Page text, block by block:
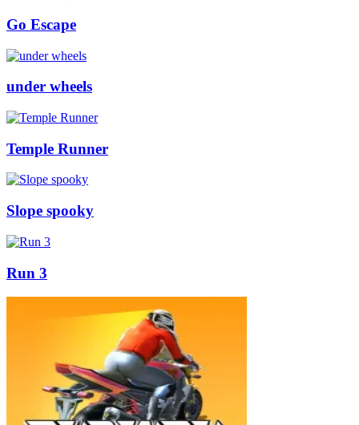
Go Escape
under wheels
Temple Runner
Slope spooky
Run 3